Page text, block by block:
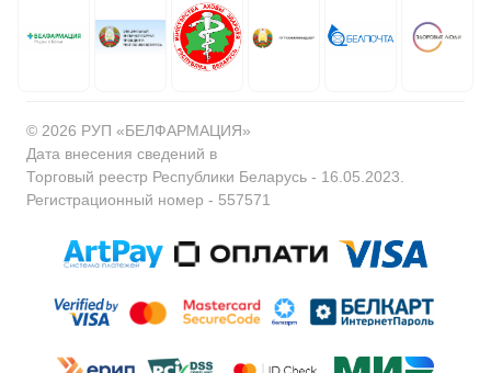
© 2026 РУП «БЕЛФАРМАЦИЯ»
Дата внесения сведений в
Торговый реестр Республики Беларусь - 16.05.2023.
Регистрационный номер - 557571